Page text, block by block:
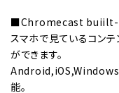
■Chromecast buiilt-
スマホで見ているコン
ができます。
Android,iOS,Windows
能。